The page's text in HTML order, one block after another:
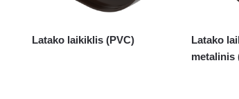
Latako laikiklis (PVC)
Latako
metalinis